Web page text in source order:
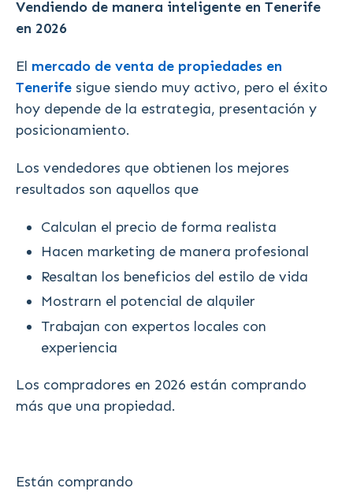
Vendiendo de manera inteligente en Tenerife
en 2026
El mercado de venta de propiedades en
Tenerife sigue siendo muy activo, pero el éxito
hoy depende de la estrategia, presentación y
posicionamiento.
Los vendedores que obtienen los mejores
resultados son aquellos que
Calculan el precio de forma realista
Hacen marketing de manera profesional
Resaltan los beneficios del estilo de vida
Mostrarn el potencial de alquiler
Trabajan con expertos locales con
experiencia
Los compradores en 2026 están comprando
más que una propiedad.
Están comprando